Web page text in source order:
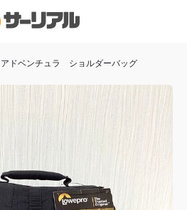
ドベンチュラ ショルダーバッグ